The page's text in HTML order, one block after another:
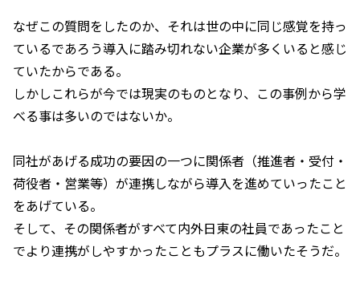
なぜこの質問をしたのか、それは世の中に同じ感覚を持っ
ているであろう導入に踏み切れない企業が多くいると感じ
ていたからである。
しかしこれらが今では現実のものとなり、この事例から学
べる事は多いのではないか。
同社があげる成功の要因の一つに関係者（推進者・受付・
荷役者・営業等）が連携しながら導入を進めていったこと
をあげている。
そして、その関係者がすべて内外日東の社員であったこと
でより連携がしやすかったこともプラスに働いたそうだ。